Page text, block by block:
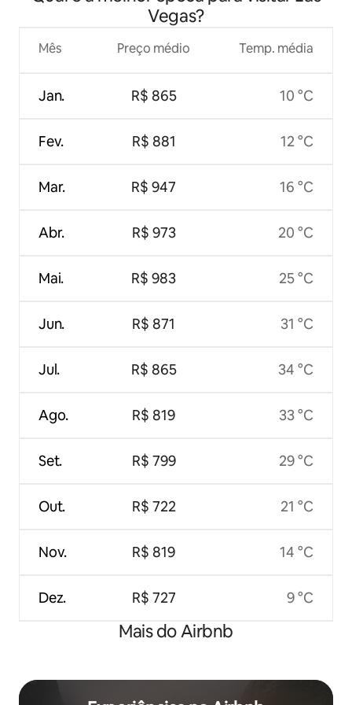
Vegas?
Mês
Jan.
Fev.
Mar.
Abr.
Mai.
Jun.
Jul.
Ago.
Set.
Out.
Nov.
Dez.
Preço médio
R$ 865
R$ 881
R$ 947
R$ 973
R$ 983
R$ 871
R$ 865
R$ 819
R$ 799
R$ 722
R$ 819
R$ 727
Temp. média
10 °C
12 °C
16 °C
20 °C
25 °C
31 °C
34 °C
33 °C
29 °C
21 °C
14 °C
9 °C
Mais do Airbnb